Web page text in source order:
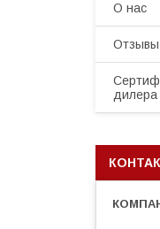
О нас
Отзывы
дилера